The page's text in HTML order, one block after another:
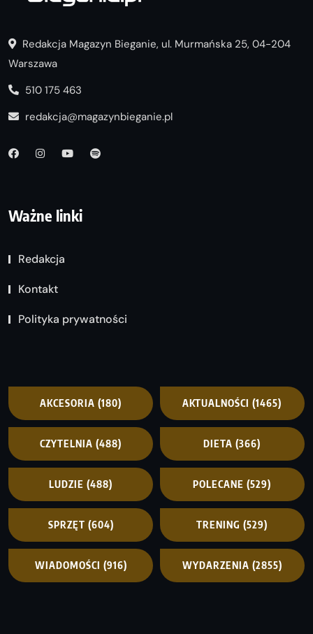
Redakcja Magazyn Bieganie, ul. Murmańska 25, 04-204
Warszawa
510 175 463
redakcja@magazynbieganie.pl
Ważne linki
Redakcja
Kontakt
Polityka prywatności
AKCESORIA (180) AKTUALNOŚCI (1465)
CZYTELNIA (488) DIETA (366)
LUDZIE (488) POLECANE (529)
SPRZĘT (604) TRENING (529)
WIADOMOŚCI (916) WYDARZENIA (2855)